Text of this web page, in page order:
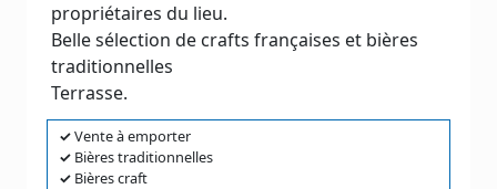
propriétaires du lieu.
Belle sélection de crafts françaises et bières
traditionnelles
Terrasse.
✓Vente à emporter
✓ Bières traditionnelles
✓ Bières craft